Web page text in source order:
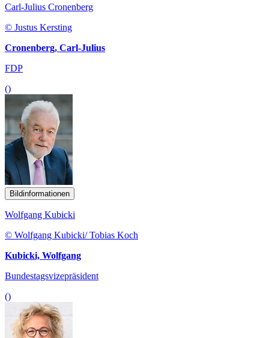
Carl-Julius Cronenberg
© Justus Kersting
Cronenberg, Carl-Julius
FDP
()
Bildinformationen
Wolfgang Kubicki
© Wolfgang Kubicki/ Tobias Koch
Kubicki, Wolfgang
Bundestagsvizepräsident
()